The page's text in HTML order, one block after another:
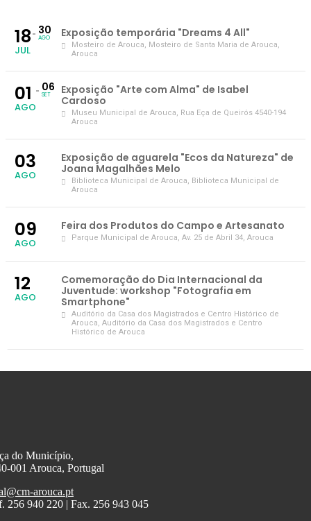
18
JUL
30
AGO Exposição temporária "Dreams 4 All"
Mosteiro de Arouca, Mosteiro de Santa Maria de Arouca,
Arouca
01
AGO
06
SET
Exposição "Arte com Alma" de Isabel
Cardoso
Museu Municipal de Arouca, Rua Eça de Queirós 4540-194
Arouca
03
AGO
Exposição de aguarela "Ecos da Natureza" de
Joana Magalhães Melo
Biblioteca Municipal de Arouca, Biblioteca Municipal de
Arouca
09
AGO
Feira dos Produtos do Campo e Artesanato
Parque Municipal de Arouca, Av. 25 de Abril 34, Arouca
12
AGO
Comemoração do Dia Internacional da
Juventude: workshop "Fotografia em
Smartphone"
Auditório da Casa dos Magistrados e Centro Histórico de
Arouca, Auditório da Casa dos Magistrados e Centro
Histórico de Arouca
do Município,
001 Arouca, Portugal
arouca.pt
256 940 220 | Fax. 256 943 045